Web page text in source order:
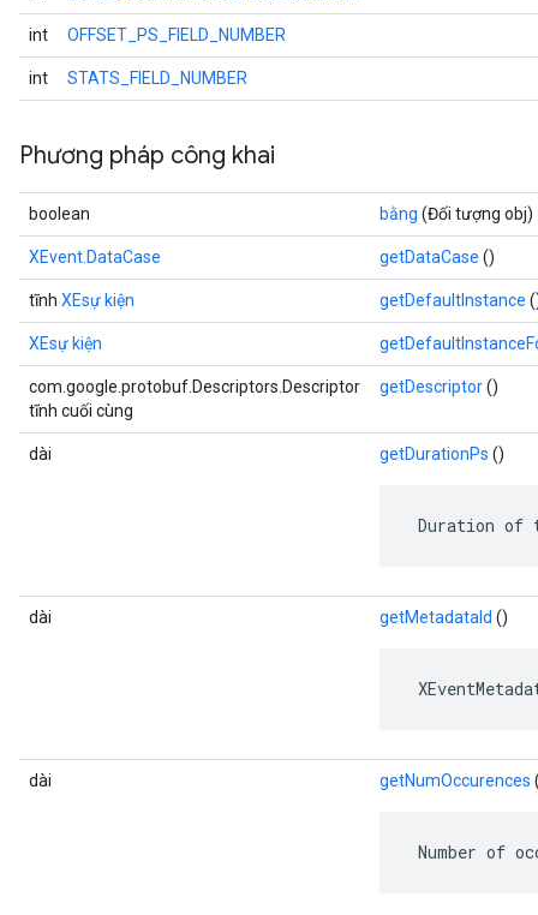
int OFFSET_PS_FIELD_NUMBER
int STATS_FIELD_NUMBER
Phương pháp công khai
boolean bằng (Đối tượng obj)
XEvent.DataCase getDataCase ()
tĩnh XEsự kiện getDefaultInstance
XEsự kiện
com.google.protobuf.Descriptors.Descriptor
tĩnh cuối cùng
getDescriptor()
dài getDurationPs ()
Duration of
dài getMetadataId ()
dài getNumOccurences
Number of